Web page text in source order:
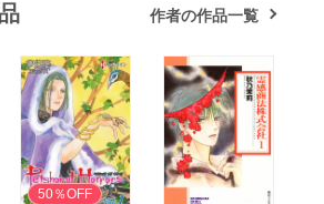
作者の作品一覧
無料
50％OFF